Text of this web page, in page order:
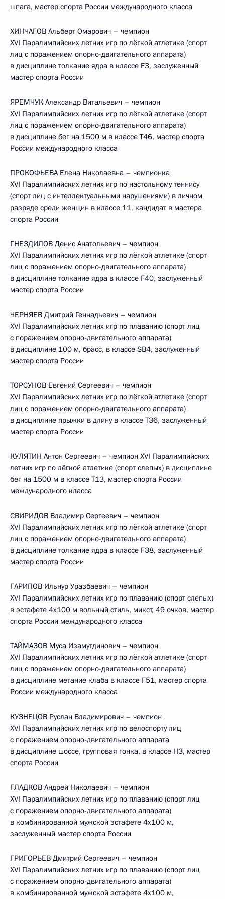
шпага, мастер спорта России международного класса
ХИНЧАГОВ Альберт Омарович – чемпион
XVI Паралимпийских летних игр по лёгкой атлетике (спорт
лиц с поражением опорно-двигательного аппарата)
в дисциплине толкание ядра в классе F3, заслуженный
мастер спорта России
ЯРЕМЧУК Александр Витальевич – чемпион
XVI Паралимпийских летних игр по лёгкой атлетике (спорт
лиц с поражением опорно-двигательного аппарата)
в дисциплине бег на 1500 м в классе T46, мастер спорта
России международного класса
ПРОКОФЬЕВА Елена Николаевна – чемпионка
XVI Паралимпийских летних игр по настольному теннису
(спорт лиц с интеллектуальными нарушениями) в личном
разряде среди женщин в классе 11, кандидат в мастера
спорта России
ГНЕЗДИЛОВ Денис Анатольевич – чемпион
XVI Паралимпийских летних игр по лёгкой атлетике (спорт
лиц с поражением опорно-двигательного аппарата)
в дисциплине толкание ядра в классе F40, заслуженный
мастер спорта России
ЧЕРНЯЕВ Дмитрий Геннадьевич – чемпион
XVI Паралимпийских летних игр по плаванию (спорт лиц
с поражением опорно-двигательного аппарата)
в дисциплине 100 м, брасс, в классе SB4, заслуженный
мастер спорта России
ТОРСУНОВ Евгений Сергеевич – чемпион
XVI Паралимпийских летних игр по лёгкой атлетике (спорт
лиц с поражением опорно-двигательного аппарата)
в дисциплине прыжки в длину в классе T36, заслуженный
мастер спорта России
КУЛЯТИН Антон Сергеевич – чемпион XVI Паралимпийских
летних игр по лёгкой атлетике (спорт слепых) в дисциплине
бег на 1500 м в классе T13, мастер спорта России
международного класса
СВИРИДОВ Владимир Сергеевич – чемпион
XVI Паралимпийских летних игр по лёгкой атлетике (спорт
лиц с поражением опорно-двигательного аппарата)
в дисциплине толкание ядра в классе F38, заслуженный
мастер спорта России
ГАРИПОВ Ильнур Уразбаевич – чемпион
XVI Паралимпийских летних игр по плаванию (спорт слепых)
в эстафете 4х100 м вольный стиль, микст, 49 очков, мастер
спорта России международного класса
ТАЙМАЗОВ Муса Изамутдинович – чемпион
XVI Паралимпийских летних игр по лёгкой атлетике (спорт
лиц с поражением опорно-двигательного аппарата)
в дисциплине метание клаба в классе F51, мастер спорта
России международного класса
КУЗНЕЦОВ Руслан Владимирович – чемпион
XVI Паралимпийских летних игр по велоспорту лиц
с поражением опорно-двигательного аппарата
в дисциплине шоссе, групповая гонка, в классе Н3, мастер
спорта России
ГЛАДКОВ Андрей Николаевич – чемпион
XVI Паралимпийских летних игр по плаванию (спорт лиц
с поражением опорно-двигательного аппарата)
в комбинированной мужской эстафете 4x100 м,
заслуженный мастер спорта России
ГРИГОРЬЕВ Дмитрий Сергеевич – чемпион
XVI Паралимпийских летних игр по плаванию (спорт лиц
с поражением опорно-двигательного аппарата)
в комбинированной мужской эстафете 4x100 м,